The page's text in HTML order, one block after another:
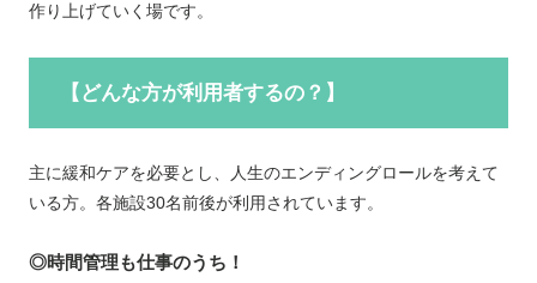
作り上げていく場です。
【どんな方が利用者するの？】
主に緩和ケアを必要とし、人生のエンディングロールを考えて
いる方。各施設30名前後が利用されています。
◎時間管理も仕事のうち！